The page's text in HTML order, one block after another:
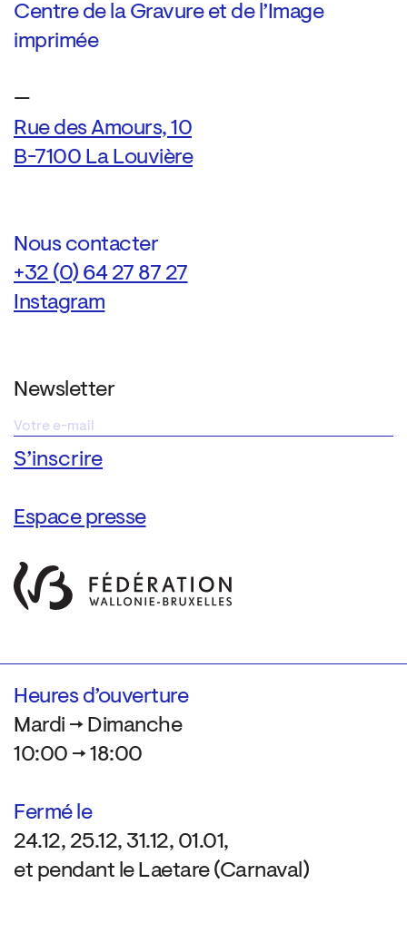
Centre de la Gravure et de l’Image
imprimée
—
Rue des Amours, 10
B-7100 La Louvière
Nous contacter
+32 (0) 64 27 87 27
Instagram
Newsletter
Espace presse
Heures d’ouverture
Mardi → Dimanche
10:00 → 18:00
Fermé le
24.12, 25.12, 31.12, 01.01,
et pendant le Laetare (Carnaval)